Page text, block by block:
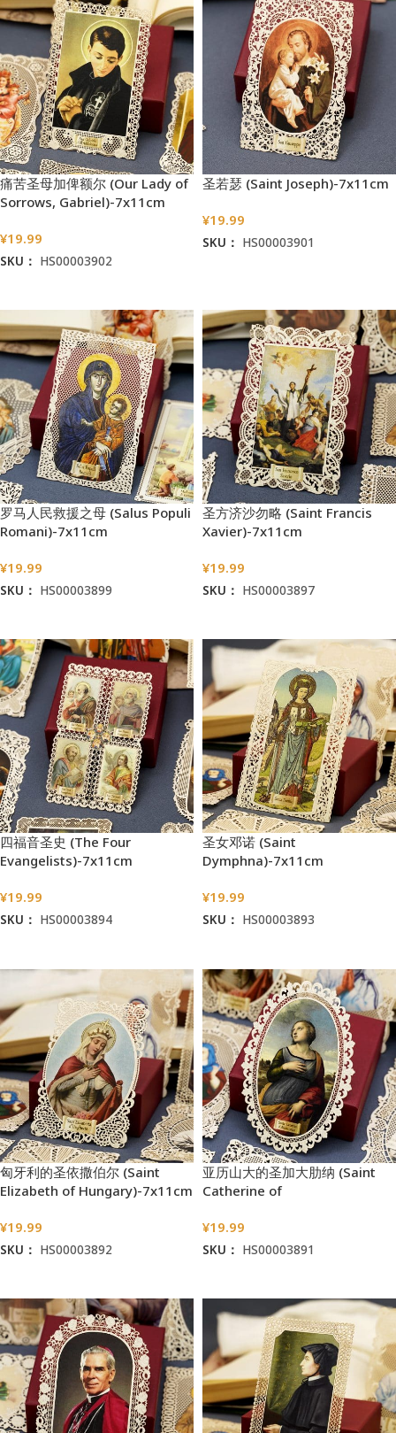
痛苦圣母加俾额尔 (Our Lady of
Sorrows, Gabriel)-7x11cm
¥19.99
SKU： HS00003902
圣若瑟 (Saint Joseph)-7x11cm
¥19.99
SKU： HS00003901
罗马人民救援之母 (Salus Populi
Romani)-7x11cm
¥19.99
SKU： HS00003899
圣方济沙勿略 (Saint Francis
Xavier)-7x11cm
¥19.99
SKU： HS00003897
四福音圣史 (The Four
Evangelists)-7x11cm
¥19.99
SKU： HS00003894
圣女邓诺 (Saint
Dymphna)-7x11cm
¥19.99
SKU： HS00003893
匈牙利的圣依撒伯尔 (Saint
Elizabeth of Hungary)-7x11cm
¥19.99
SKU： HS00003892
亚历山大的圣加大肋纳 (Saint
Catherine of
¥19.99
SKU： HS00003891